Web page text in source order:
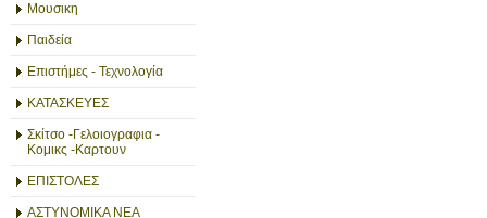
Μουσικη
Παιδεία
Επιστήμες - Τεχνολογία
ΚΑΤΑΣΚΕΥΕΣ
Σκίτσο -Γελοιογραφια -
Κομικς -Καρτουν
ΕΠΙΣΤΟΛΕΣ
ΑΣΤΥΝΟΜΙΚΑ ΝΕΑ